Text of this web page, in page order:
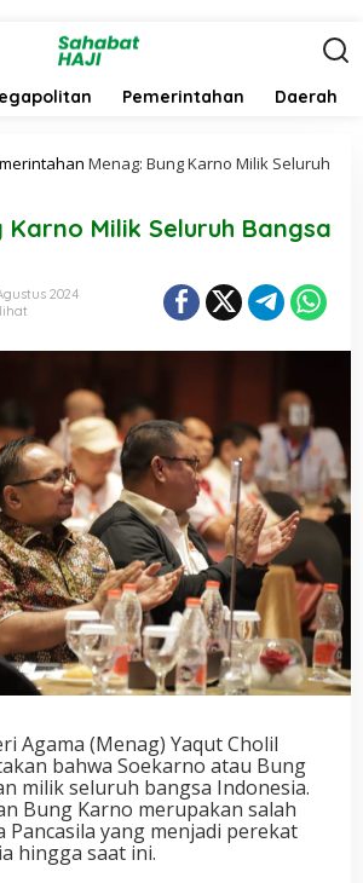
Pemerintahan Daerah
Menag: Bung Karno Milik Seluruh
Karno Milik Seluruh Bangsa
2024
Agama (Menag) Yaqut Cholil
bahwa Soekarno atau Bung
milik seluruh bangsa Indonesia.
Bung Karno merupakan salah
Pancasila yang menjadi perekat
hingga saat ini.